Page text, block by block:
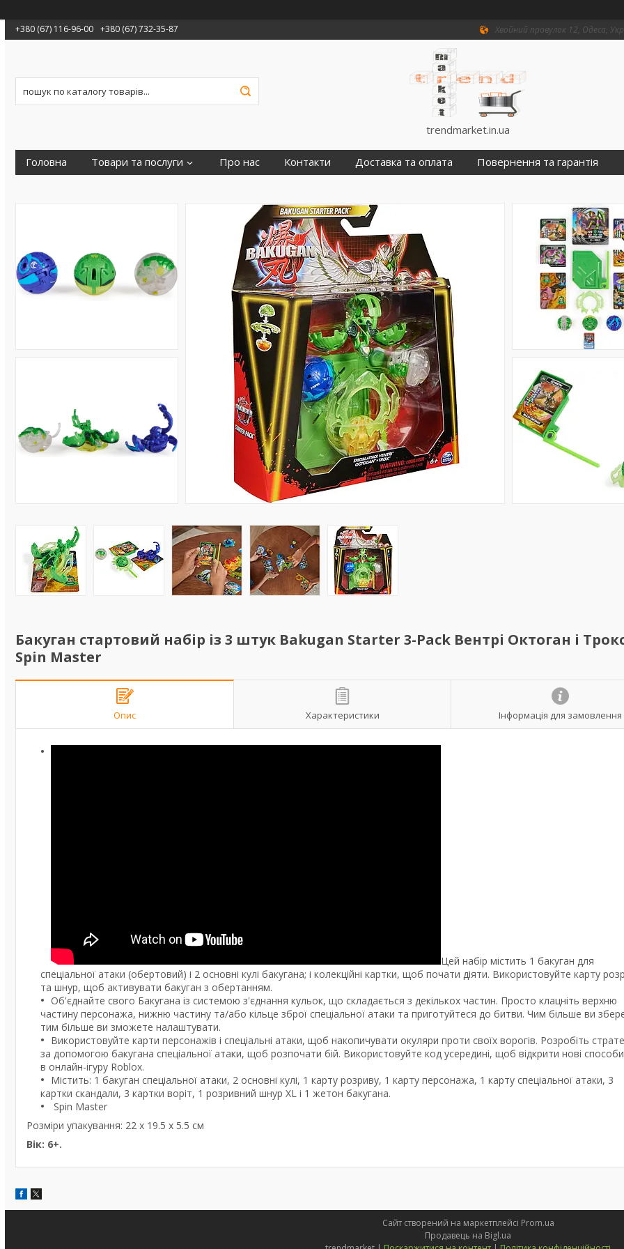
+380 (67) 116-96-00 +380 (67) 732-35-87 Хвойний провулок 12, Одеса,
trendmarket.in.ua
Головна Товари та послуги Про нас Контакти Доставка та оплата Повернення та гарантія
Бакуган стартовий набір із 3 штук Bakugan Starter 3-Pack Вентрі Октоган і
Spin Master
Опис Характеристики Інформація для замовлення
Цей набір містить 1 бакуган для
спеціальної атаки (обертовий) і 2 основні кулі бакугана; і колекційні картки, щоб почати діяти. Використовуйте карту
та шнур, щоб активувати бакуган з обертанням.
Об'єднайте свого Бакугана із системою з'єднання кульок, що складається з декількох частин. Просто клацніть верхню
частину персонажа, нижню частину та/або кільце зброї спеціальної атаки та приготуйтеся до битви. Чим більше ви
тим більше ви зможете налаштувати.
Використовуйте карти персонажів і спеціальні атаки, щоб накопичувати окуляри проти своїх ворогів. Розробіть
за допомогою бакугана спеціальної атаки, щоб розпочати бій. Використовуйте код усередині, щоб відкрити нові
в онлайн-ігуру Roblox.
Містить: 1 бакуган спеціальної атаки, 2 основні кулі, 1 карту розриву, 1 карту персонажа, 1 карту спеціальної атаки, 3
картки скандали, 3 картки воріт, 1 розривний шнур XL і 1 жетон бакугана.
Spin Master
Розміри упакування: 22 х 19.5 х 5.5 см
Вік: 6+.
Сайт створений на маркетплейсі Prom.ua
Продавець на Bigl.ua